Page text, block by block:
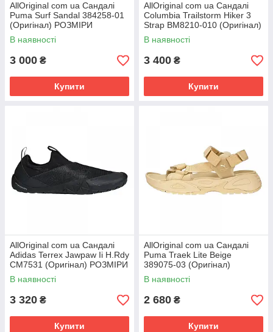
AllOriginal com ua Сандалі
Puma Surf Sandal 384258-01
(Оригінал) РОЗМІРИ
ЗАПИТУЙТЕ
В наявності
3 000 ₴
Купити
AllOriginal com ua Сандалі
Columbia Trailstorm Hiker 3
Strap BM8210-010 (Оригінал)
РОЗМІРИ ЗАПИТУЙТЕ
В наявності
3 400 ₴
Купити
AllOriginal com ua Сандалі
Adidas Terrex Jawpaw Ii H.Rdy
CM7531 (Оригінал) РОЗМІРИ
ЗАПИТУЙТЕ
В наявності
3 320 ₴
Купити
AllOriginal com ua Сандалі
Puma Traek Lite Beige
389075-03 (Оригінал)
РОЗМІРИ ЗАПИТУЙТЕ
В наявності
2 680 ₴
Купити